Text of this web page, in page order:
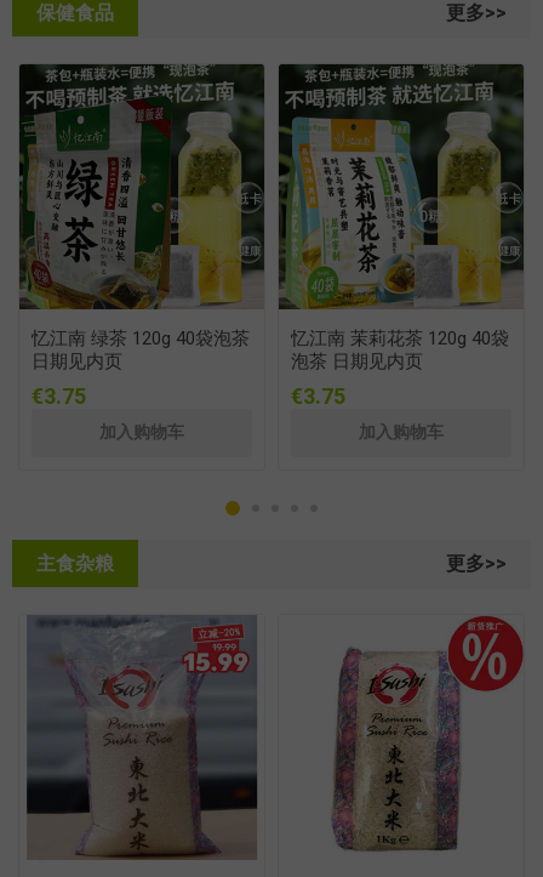
保健食品 更多>>
忆江南 绿茶 120g 40袋泡茶
日期见内页
€3.75
忆江南 茉莉花茶 120g 40袋
泡茶 日期见内页
€3.75
主食杂粮 更多>>